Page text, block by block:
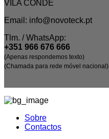
VILA CONDE
Email: info@novoteck.pt
Tlm. / WhatsApp:
+351 966 676 666
(Apenas respondemos texto)
(Chamada para rede móvel nacional)
Sobre
Contactos